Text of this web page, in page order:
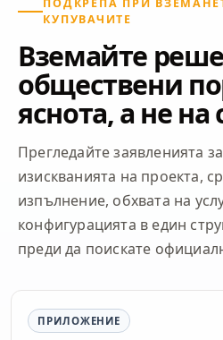
ПОДКРЕПА ПРИ
КУПУВАЧИТЕ
Вземайте
обществени
яснота, а не на
Прегледайте заявленията
изискванията на проекта,
изпълнение, обхвата на
конфигурацията в един
преди да поискате
ПРИЛОЖЕНИЕ